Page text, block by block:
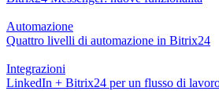
Automazione
Quattro livelli di automazione in Bitrix24
Integrazioni
LinkedIn + Bitrix24 per un flusso di